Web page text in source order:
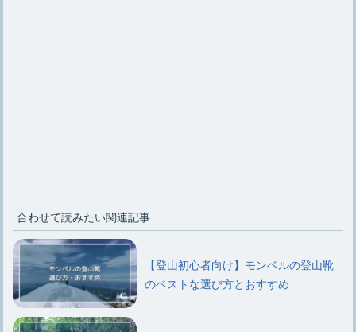
合わせて読みたい関連記事
【登山初心者向け】モンベルの登山靴
のベストな選び方とおすすめ